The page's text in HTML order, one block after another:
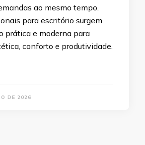
ao mesmo tempo.
para escritório surgem
prática e moderna para
conforto e produtividade.
DE 2026